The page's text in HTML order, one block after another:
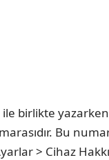
birlikte yazarken,
Bu
> Cihaz